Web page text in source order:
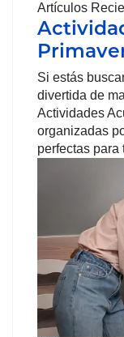
Artículos
Si estás
divertida de
Actividades
organizadas
perfectas para